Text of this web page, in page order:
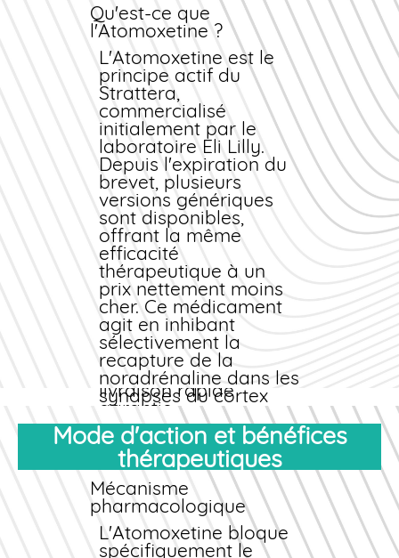
Cette procédure vous
permet de
commandervotre
Atomoxetineen ligne
légalement,sans
ordonnancephysique
préalable, tout en
respectant le cadre
réglementaire
français. Vous évitez
ainsi les déplacements
en cabinet et profitez
d'un service adapté à
votre emploi du
temps. Une fois la
validation effectuée,
vous pouvez finaliser
votreachatet recevoir
votremédicament
directement à
domicile avec une
livraison rapide
garantie.
Qu'est-ce que
l'Atomoxetine ?
L'Atomoxetine est le
principe actif du
Strattera,
commercialisé
initialement par le
laboratoire Eli Lilly.
Depuis l'expiration du
brevet, plusieurs
versions génériques
sont disponibles,
offrant la même
efficacité
thérapeutique à un
prix nettement moins
cher. Ce médicament
agit en inhibant
sélectivement la
recapture de la
noradrénaline dans les
synapses du cortex
préfrontal et d'autres
régions cérébrales
impliquées dans
l'attention et le
contrôle des
impulsions.
Indications
thérapeutiques
Mode d'action et bénéfices
thérapeutiques
Mécanisme
pharmacologique
L'Atomoxetine bloque
spécifiquement le